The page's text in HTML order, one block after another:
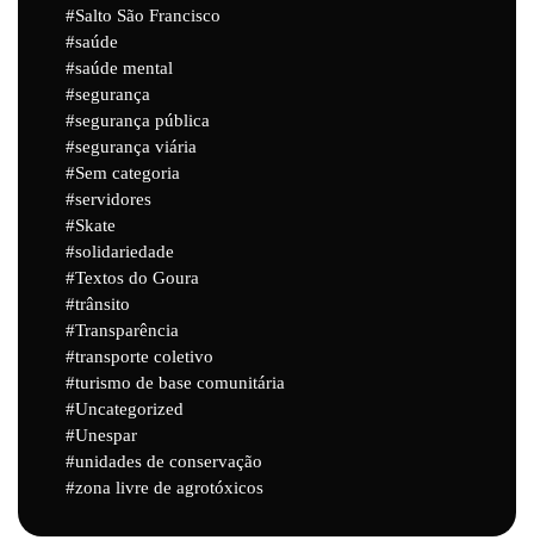
Salto São Francisco
saúde
saúde mental
segurança
segurança pública
segurança viária
Sem categoria
servidores
Skate
solidariedade
Textos do Goura
trânsito
Transparência
transporte coletivo
turismo de base comunitária
Uncategorized
Unespar
unidades de conservação
zona livre de agrotóxicos